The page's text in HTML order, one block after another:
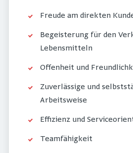
Freude am direkten
Begeisterung für den
Lebensmitteln
Offenheit und
Zuverlässige und
Arbeitsweise
Effizienz und
Teamfähigkeit